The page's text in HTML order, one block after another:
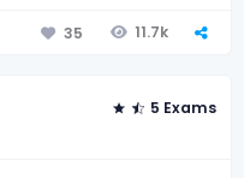
35 11.7k
5 Exams